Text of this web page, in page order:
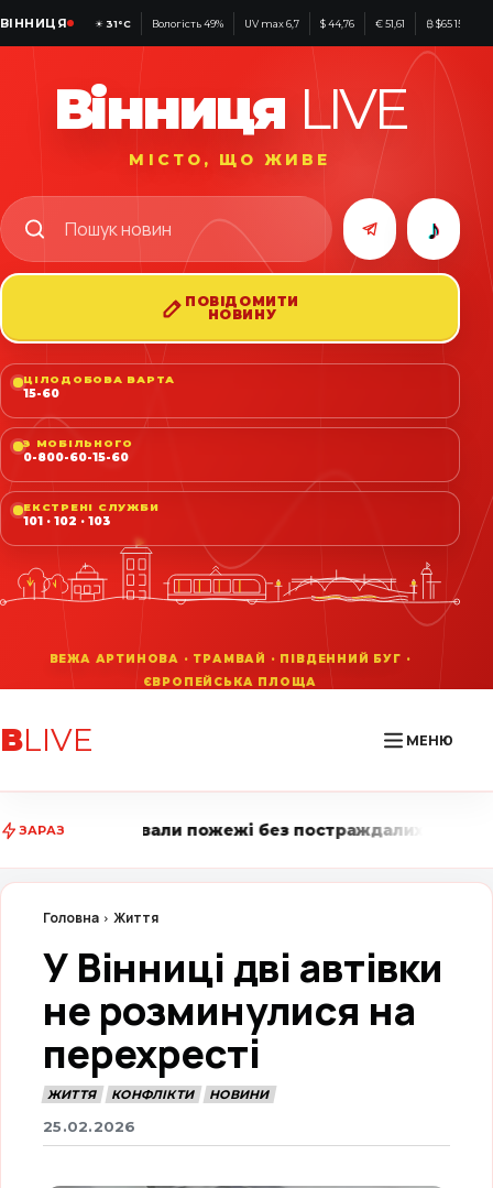
ВІННИЦЯ ☀ 31°C Вологість 49% UV max 6,7 $ 44,76 € 51,61 ₿ $65 156
Вінниця LIVE
МІСТО, ЩО ЖИВЕ
♪
ПОВІДОМИТИ
НОВИНУ
ЦІЛОДОБОВА ВАРТА
15-60
З МОБІЛЬНОГО
0-800-60-15-60
ЕКСТРЕНІ СЛУЖБИ
101 · 102 · 103
ВLIVE МЕНЮ
ЗАРАЗбез постраждалих • Вінниця LIVE стежить за
Головна Життя
У Вінниці дві автівки
не розминулися на
перехресті
ЖИТТЯ КОНФЛІКТИ НОВИНИ
25.02.2026